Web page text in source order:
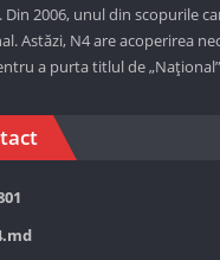
Din 2006, unul din scopurile
Astăzi, N4 are acoperirea
a purta titlul de